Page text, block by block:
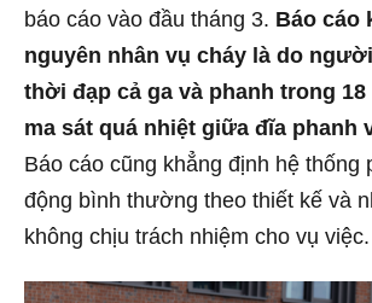
báo cáo vào đầu tháng 3. Báo cáo
nguyên nhân vụ cháy là do
thời đạp cả ga và phanh trong 18
ma sát quá nhiệt giữa đĩa phanh
Báo cáo cũng khẳng định hệ thống
động bình thường theo thiết kế và
không chịu trách nhiệm cho vụ việc.